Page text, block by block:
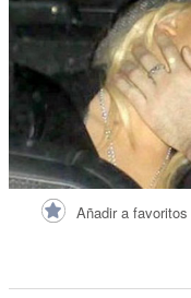
Añadir a favoritos